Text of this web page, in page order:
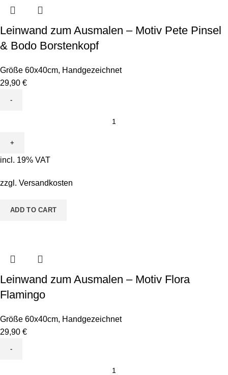
Leinwand zum Ausmalen – Motiv Pete Pinsel
& Bodo Borstenkopf
Größe 60x40cm, Handgezeichnet
29,90 €
Ausmalen
-
Pete
incl. 19% VAT
zzgl. Versandkosten
ADD TO CART
Leinwand zum Ausmalen – Motiv Flora
Flamingo
Größe 60x40cm, Handgezeichnet
29,90 €